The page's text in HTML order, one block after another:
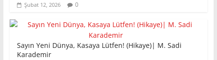
Şubat 12, 2026 0
Sayın Yeni Dünya, Kasaya Lütfen! (Hikaye)| M. Sadi
Karademir